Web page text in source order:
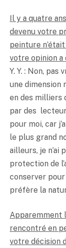
Il y a quatre
devenu votre
peinture
votre opinion a
Y. Y. : Non, pas
une dimension
en des milliers
par des
pour moi, car
le plus grand
ailleurs, je n’ai
protection de
conserver pour
préfère la
Apparemment
rencontré en
votre décision